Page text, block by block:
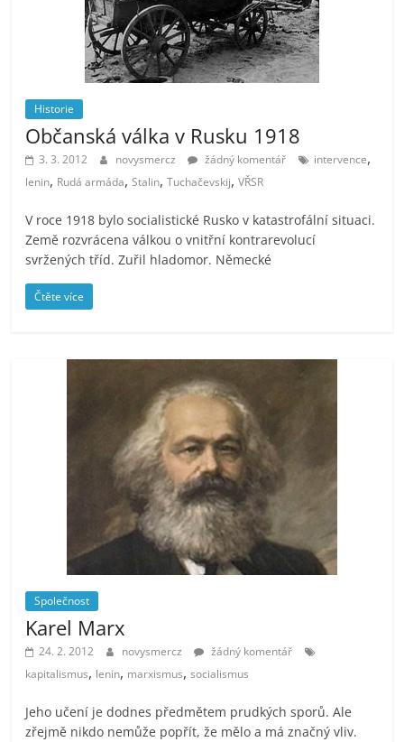
Historie
Občanská válka v Rusku 1918
3. 3. 2012 novysmercz žádný komentář intervence,
lenin, Rudá armáda,Stalin,Tuchačevskij,VŘSR
V roce 1918 bylo socialistické Rusko v katastrofální situaci.
Země rozvrácena válkou o vnitřní kontrarevolucí
svržených tříd. Zuřil hladomor. Německé
Čtěte více
Společnost
Karel Marx
24. 2. 2012 novysmercz
žádný komentář
kapitalismus, lenin, marxismus,socialismus
Jeho učení je dodnes předmětem prudkých sporů. Ale
zřejmě nikdo nemůže popřít, že mělo a má značný vliv.